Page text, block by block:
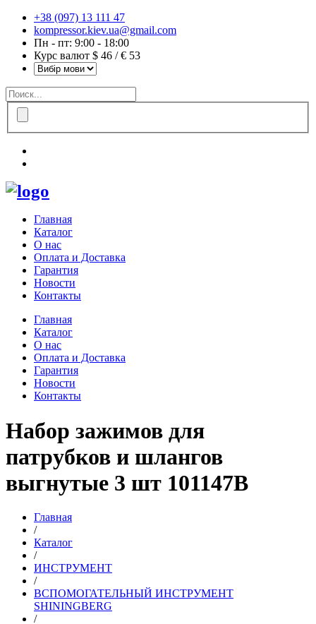
+38 (097) 13 111 47
kompressor.kiev.ua@gmail.com
Пн - пт: 9:00 - 18:00
Курс валют $ 46 / € 53
Главная
Каталог
О нас
Оплата и Доставка
Гарантия
Новости
Контакты
Главная
Каталог
О нас
Оплата и Доставка
Гарантия
Новости
Контакты
Набор зажимов для
патрубков и шлангов
выгнутые 3 шт 101147B
Главная
/
Каталог
/
ИНСТРУМЕНТ
/
ВСПОМОГАТЕЛЬНЫЙ ИНСТРУМЕНТ
SHININGBERG
/